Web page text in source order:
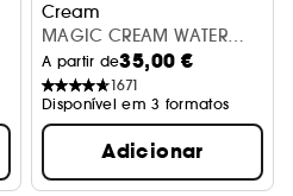
Cream
Gel Creme Facial
MAGIC CREAM WATER
15ML
A partir de35,00 €
1671
Disponível em 3 formatos
Adicionar